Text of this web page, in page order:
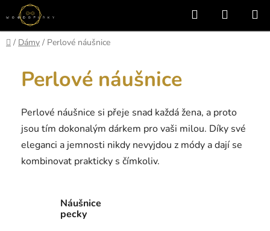
Přejít
na
obsah
Hledat
KOŠÍK
Domů
/ Dámy / Perlové náušnice
Perlové náušnice
Perlové náušnice si přeje snad každá žena, a proto
jsou tím dokonalým dárkem pro vaši milou. Díky své
eleganci a jemnosti nikdy nevyjdou z módy a dají se
kombinovat prakticky s čímkoliv.
Náušnice
pecky